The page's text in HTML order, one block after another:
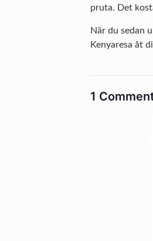
pruta. Det
När du sedan
Kenyaresa åt
1